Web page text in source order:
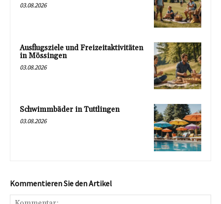
03.08.2026
Ausflugsziele und Freizeitaktivitäten
in Mössingen
03.08.2026
Schwimmbäder in Tuttlingen
03.08.2026
Kommentieren Sie den Artikel